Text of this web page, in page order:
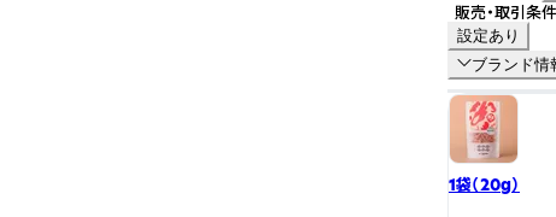
販売・取引条件
設定あり
ブランド情
1袋（20g）